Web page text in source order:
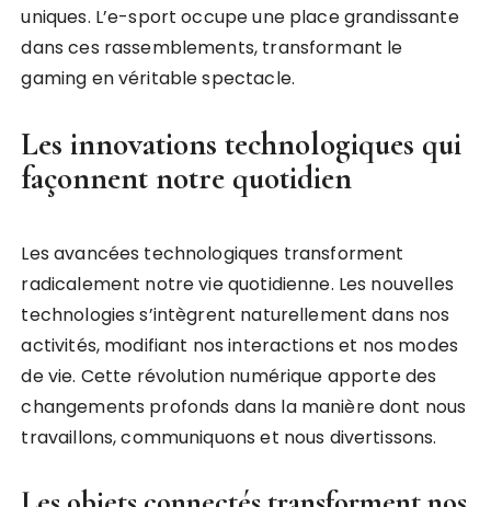
uniques. L’e-sport occupe une place grandissante
dans ces rassemblements, transformant le
gaming en véritable spectacle.
Les innovations technologiques qui
façonnent notre quotidien
Les avancées technologiques transforment
radicalement notre vie quotidienne. Les nouvelles
technologies s’intègrent naturellement dans nos
activités, modifiant nos interactions et nos modes
de vie. Cette révolution numérique apporte des
changements profonds dans la manière dont nous
travaillons, communiquons et nous divertissons.